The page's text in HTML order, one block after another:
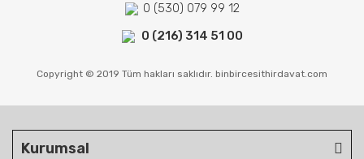
0 (530) 079 99 12
0 (216) 314 51 00
Copyright © 2019 Tüm hakları saklıdır. binbircesithirdavat.com
Kurumsal